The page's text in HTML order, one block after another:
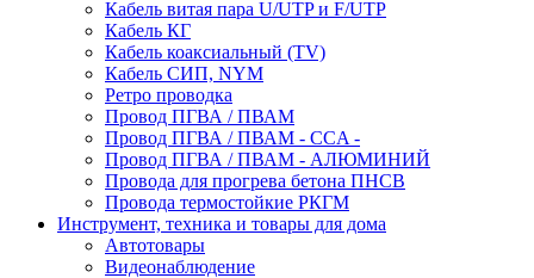
Кабель витая пара U/UTP и F/UTP
Кабель КГ
Кабель коаксиальный (TV)
Кабель СИП, NYM
Ретро проводка
Провод ПГВА / ПВАМ
Провод ПГВА / ПВАМ - CCA -
Провод ПГВА / ПВАМ - АЛЮМИНИЙ
Провода для прогрева бетона ПНСВ
Провода термостойкие РКГМ
Инструмент, техника и товары для дома
Автотовары
Видеонаблюдение